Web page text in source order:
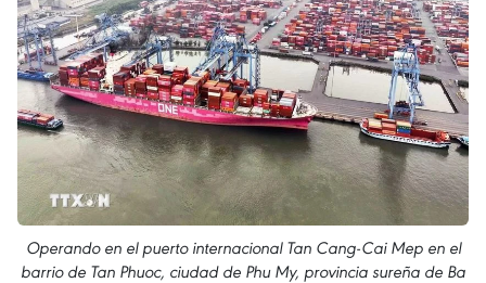
Operando en el puerto internacional Tan Cang-Cai Mep en el
barrio de Tan Phuoc, ciudad de Phu My, provincia sureña de Ba